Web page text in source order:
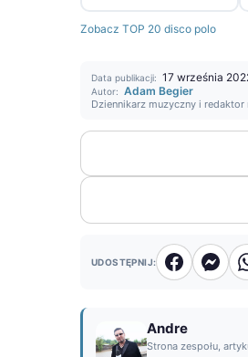
Zobacz TOP 20 disco polo
Data publikacji: 17 września
Autor: Adam Begier
Dziennikarz muzyczny i
UDOSTĘPNIJ:
Andre
Strona zespołu,